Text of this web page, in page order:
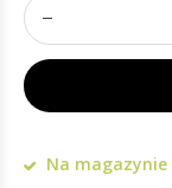
Na magazynie